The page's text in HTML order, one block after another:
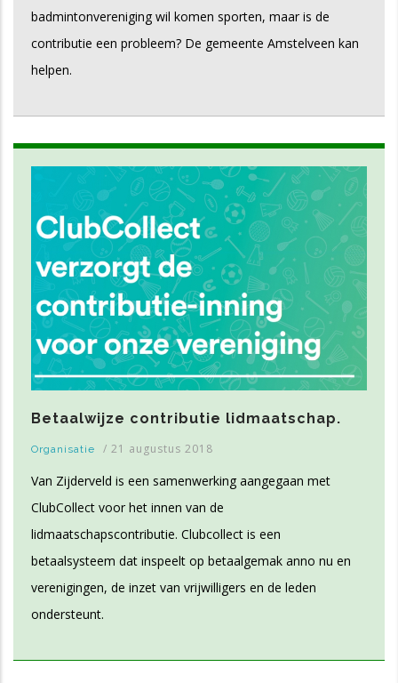
badmintonvereniging wil komen sporten, maar is de
contributie een probleem? De gemeente Amstelveen kan
helpen.
Betaalwijze contributie lidmaatschap.
Organisatie / 21 augustus 2018
Van Zijderveld is een samenwerking aangegaan met
ClubCollect voor het innen van de
lidmaatschapscontributie. Clubcollect is een
betaalsysteem dat inspeelt op betaalgemak anno nu en
verenigingen, de inzet van vrijwilligers en de leden
ondersteunt.